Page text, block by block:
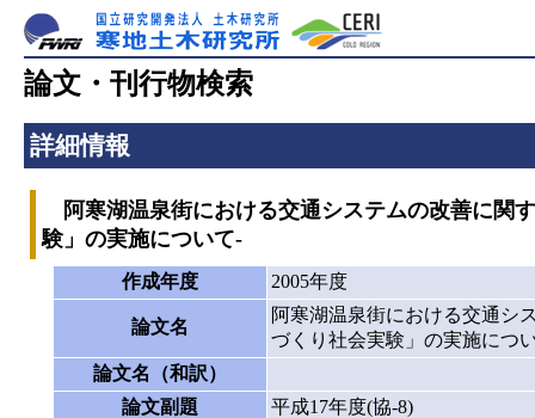
論文・刊行物検索
詳細情報
阿寒湖温泉街における交通システムの改善に関
験」の実施について-
作成年度 2005年度
論文名
阿寒湖温泉街における交通シ
づくり社会実験」の実施につ
論文名（和訳）
論文副題
平成17年度(協-8)